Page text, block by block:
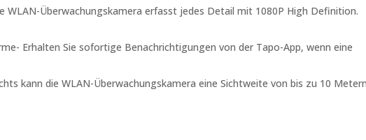
WLAN-Überwachungskamera erfasst jedes Detail mit 1080P High Definition.
Erhalten Sie sofortige Benachrichtigungen von der Tapo-App, wenn eine
kann die WLAN-Überwachungskamera eine Sichtweite von bis zu 10